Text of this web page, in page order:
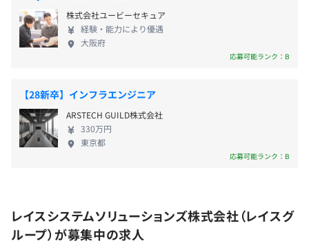
を通して、データドリブン経営を推進しています。
③インフラ部門 全国30ヶ所にオフィスを構えるグル
ープ全体のネットワークやサーバー、セキュリティ
多様な事業に携わるため、新規事業の開発に上流工
程から参画できるのが魅力です。売上高数億円から数
百億円規模の事業部のシステム開発プロジェクトを
担当しながら、一人前のエンジニアとして成長でき
ードを任されるケースもあります。 また、レイスシ
ステムソリューションズでは『キャリアコンサルテ
株式会社ユービーセキュア
経験・能力により優遇
大阪府
応募可能ランク：B
【28新卒】インフラエンジニア
ARSTECH GUILD株式会社
330万円
東京都
応募可能ランク：B
レイスシステムソリューションズ株式会社（レイスグ
ループ）が募集中の求人